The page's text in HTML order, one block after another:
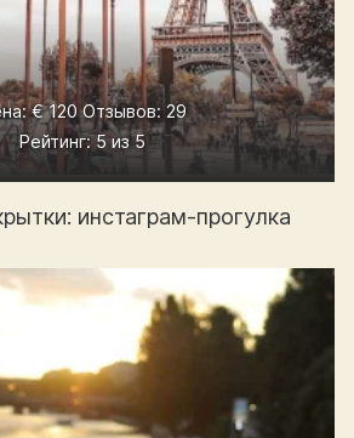
Цена: € 120 Отзывов: 29
Рейтинг: 5 из 5
инстаграм-прогулка